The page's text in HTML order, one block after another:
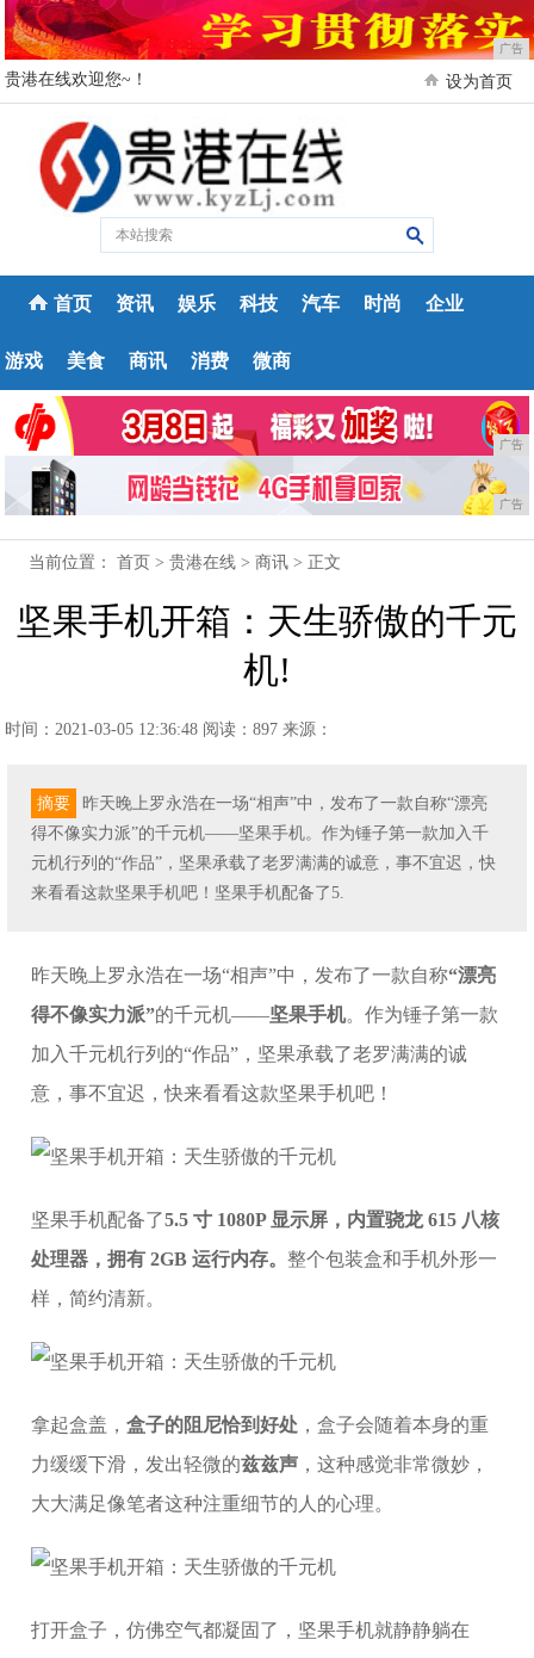
广告
贵港在线欢迎您~！ 设为首页
首页 资讯 娱乐 科技 汽车 时尚 企业
游戏 美食 商讯 消费 微商
广告
广告
当前位置：首页 >贵港在线 >商讯 > 正文
坚果手机开箱：天生骄傲的千元
机!
时间：2021-03-05 12:36:48 阅读：897 来源：
摘要
昨天晚上罗永浩在一场“相声”中，发布了一款自称“漂亮
得不像实力派”的千元机——坚果手机。作为锤子第一款加入千
元机行列的“作品”，坚果承载了老罗满满的诚意，事不宜迟，快
来看看这款坚果手机吧！坚果手机配备了5.
昨天晚上罗永浩在一场“相声”中，发布了一款自称“漂亮
得不像实力派”的千元机——坚果手机。作为锤子第一款
加入千元机行列的“作品”，坚果承载了老罗满满的诚
意，事不宜迟，快来看看这款坚果手机吧！
坚果手机配备了5.5 寸 1080P 显示屏，内置骁龙 615 八核
处理器，拥有 2GB 运行内存。整个包装盒和手机外形一
样，简约清新。
拿起盒盖，盒子的阻尼恰到好处 ，盒子会随着本身的重
力缓缓下滑，发出轻微的兹兹声 ，这种感觉非常微妙，
大大满足像笔者这种注重细节的人的心理。
打开盒子，仿佛空气都凝固了，坚果手机就静静躺在